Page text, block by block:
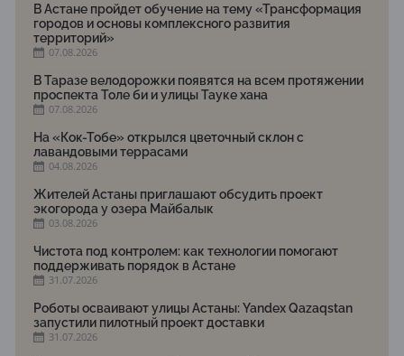
В Астане пройдет обучение на тему «Трансформация
городов и основы комплексного развития
территорий»
07.08.2026
В Таразе велодорожки появятся на всем протяжении
проспекта Толе би и улицы Тауке хана
07.08.2026
На «Кок-Тобе» открылся цветочный склон с
лавандовыми террасами
04.08.2026
Жителей Астаны приглашают обсудить проект
экогорода у озера Майбалык
03.08.2026
Чистота под контролем: как технологии помогают
поддерживать порядок в Астане
31.07.2026
Роботы осваивают улицы Астаны: Yandex Qazaqstan
запустили пилотный проект доставки
31.07.2026